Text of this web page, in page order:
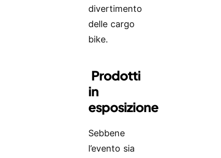
divertimento
delle cargo
bike.
Prodotti
in
esposizione
Sebbene
l’evento sia